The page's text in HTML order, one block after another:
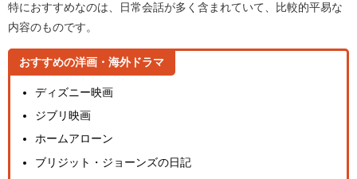
特におすすめなのは、日常会話が多く含まれていて、比較的平易な
内容のものです。
おすすめの洋画・海外ドラマ
ディズニー映画
ジブリ映画
ホームアローン
ブリジット・ジョーンズの日記